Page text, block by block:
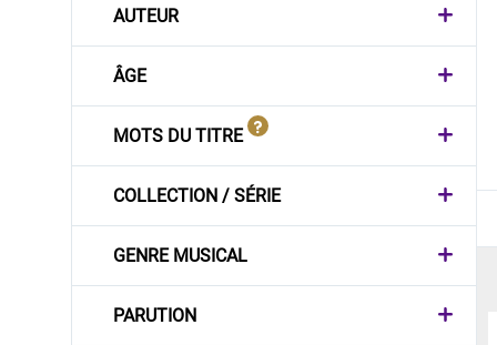
AUTEUR
ÂGE
MOTS DU TITRE
COLLECTION / SÉRIE
GENRE MUSICAL
PARUTION